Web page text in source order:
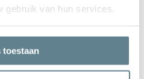
gebruik van hun services.
toestaan